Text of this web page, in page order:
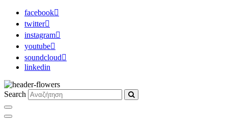
facebook
twitter
instagram
youtube
soundcloud
linkedin
Search